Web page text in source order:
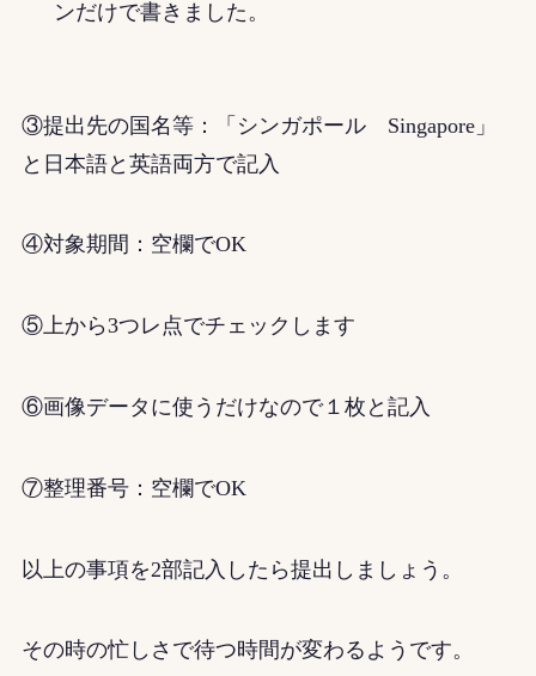
ンだけで書きました。
③提出先の国名等：「シンガポール Singapore」
と日本語と英語両方で記入
④対象期間：空欄でOK
⑤上から3つレ点でチェックします
⑥画像データに使うだけなので１枚と記入
⑦整理番号：空欄でOK
以上の事項を2部記入したら提出しましょう。
その時の忙しさで待つ時間が変わるようです。